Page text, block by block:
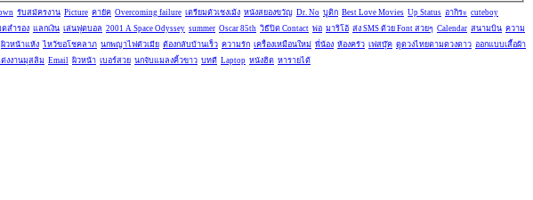
รับสมัครงาน Picture คายัค Overcoming failure เตรียมตัวเชงเม้ง หนังสยองขวัญ Dr. No บูติก Best Love Movies Up Status อากิระ cuteboy
สำรอง แลกเงิน เล่นฟุตบอล 2001 A Space Odyssey summer Oscar 85th วิธีปิด Contact พ่อ มาริโอ้ ส่ง SMS ด้วย Font สวยๆ Calendar สนามบิน ความ
ผิวหน้าแห้ง ไหว้ขอโชคลาภ นกพญาไฟตัวเมีย ต้องกลับบ้านเร็ว ความรัก เครื่องเหมือนใหม่ พี่น้อง ห้องครัว เฟสบุ๊ค ดูดวงไทยตามดวงดาว ออกแบบเสื้อผ้า
งงานมุสลิม Email ผิวหน้า เบอร์สวย นกจับแมลงคิ้วขาว บทดี Laptop หนังฮิต หารายได้